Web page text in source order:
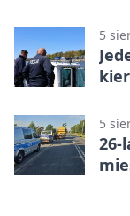
5
5
26-